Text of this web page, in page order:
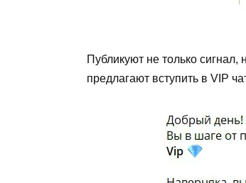
Публикуют не только
предлагают вступить в VIP